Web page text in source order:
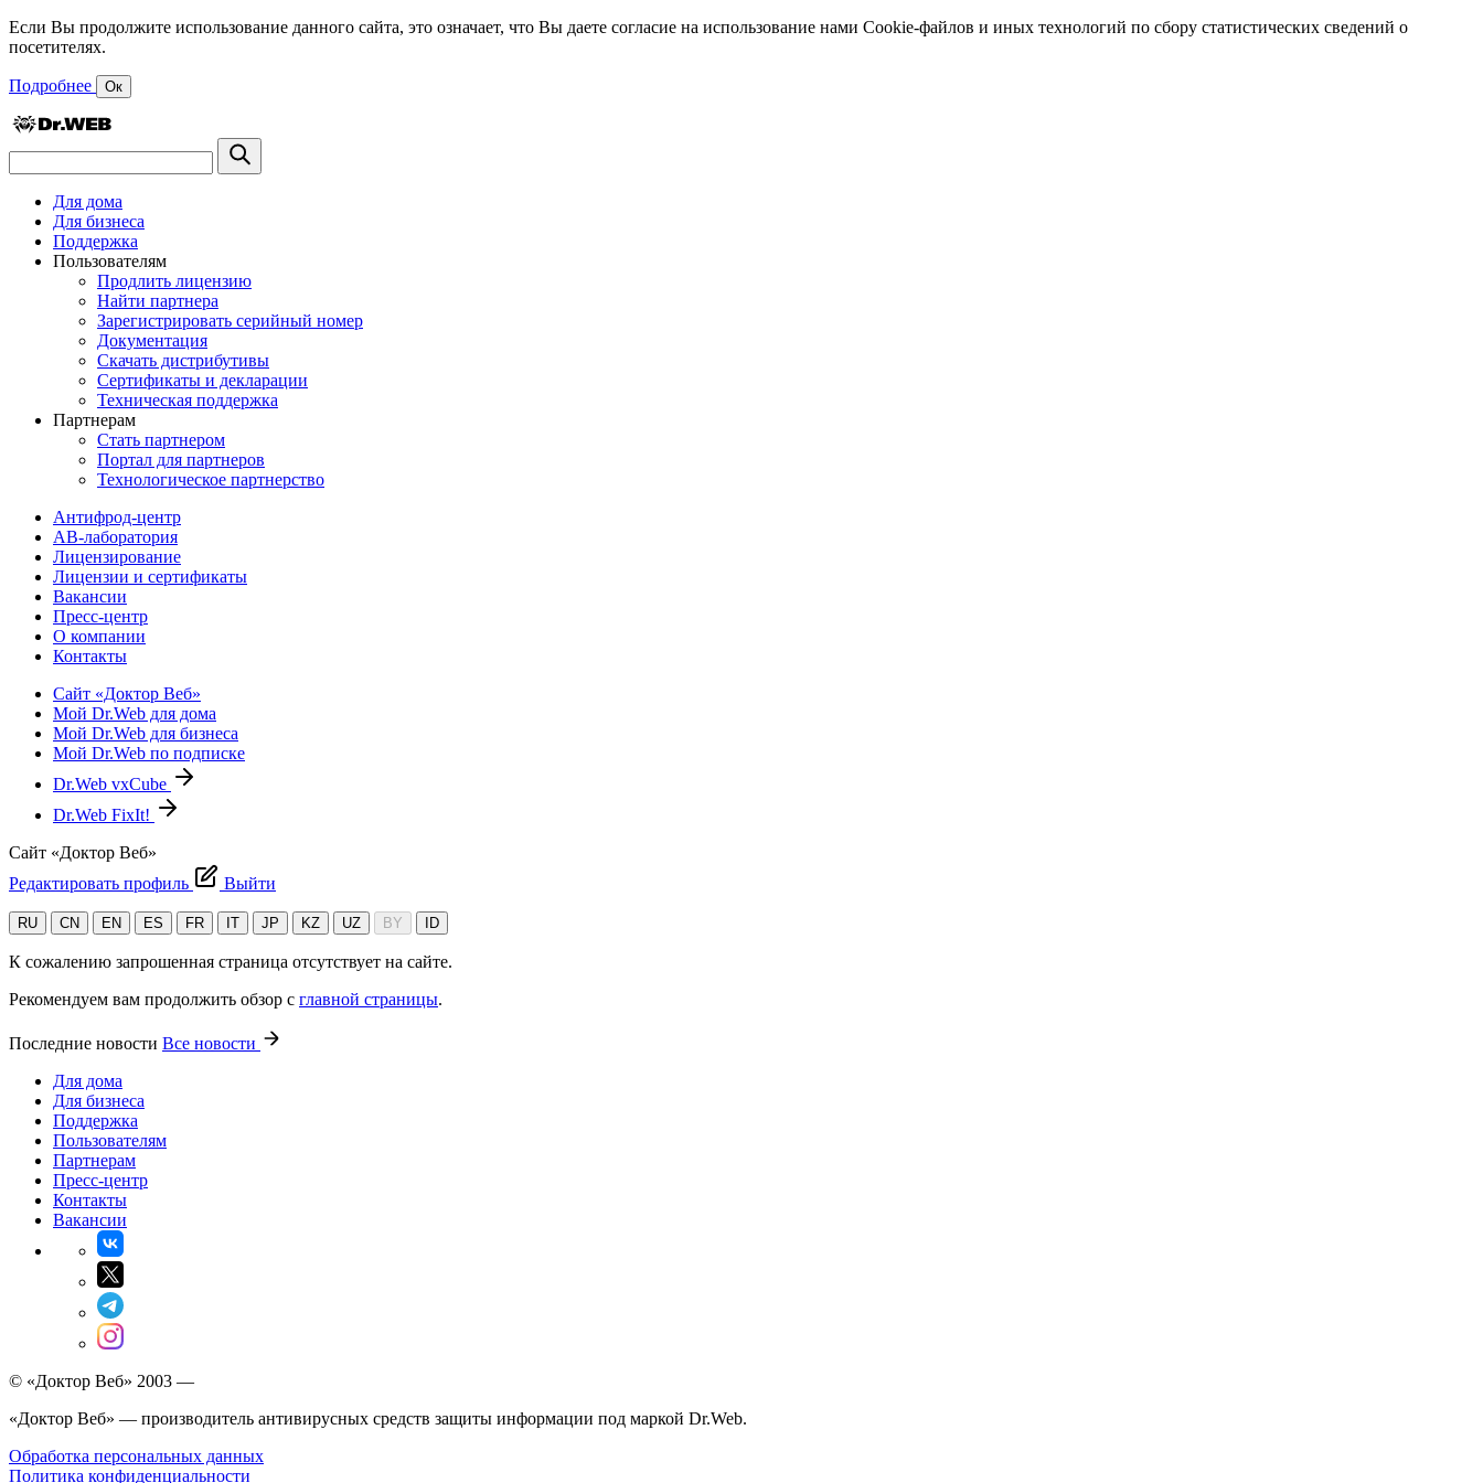
Если Вы продолжите использование данного сайта, это означает, что Вы даете согласие на использование нами Cookie-файлов и иных технологий по сбору статистических сведений о
посетителях.
Подробнее Ок
Для дома
Для бизнеса
Поддержка
Пользователям
Продлить лицензию
Найти партнера
Зарегистрировать серийный номер
Документация
Скачать дистрибутивы
Сертификаты и декларации
Техническая поддержка
Партнерам
Стать партнером
Портал для партнеров
Технологическое партнерство
Антифрод-центр
АВ-лаборатория
Лицензирование
Лицензии и сертификаты
Вакансии
Пресс-центр
О компании
Контакты
Сайт «Доктор Веб»
Мой Dr.Web для дома
Мой Dr.Web для бизнеса
Мой Dr.Web по подписке
Dr.Web vxCube
Dr.Web FixIt!
Сайт «Доктор Веб»
Редактировать профиль
Выйти
RU CN EN ES FR IT JP KZ UZ BY ID
К сожалению запрошенная страница отсутствует на сайте.
Рекомендуем вам продолжить обзор с главной страницы.
Последние новости Все новости
Для дома
Для бизнеса
Поддержка
Пользователям
Партнерам
Пресс-центр
Контакты
Вакансии
© «Доктор Веб» 2003 —
«Доктор Веб» — производитель антивирусных средств защиты информации под маркой Dr.Web.
Обработка персональных данных
Политика конфиденциальности